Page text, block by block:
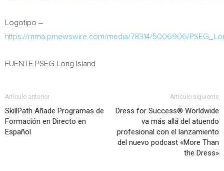
Logotipo –
https://mma.prnewswire.com/media/78314/5006906/
FUENTE PSEG Long Island
Artículo anterior
SkillPath Añade Programas de
Formación en Directo en
Español
Artículo siguiente
Dress for Success® Worldwide
va más allá del atuendo
profesional con el lanzamiento
del nuevo podcast «More Than
the Dress»